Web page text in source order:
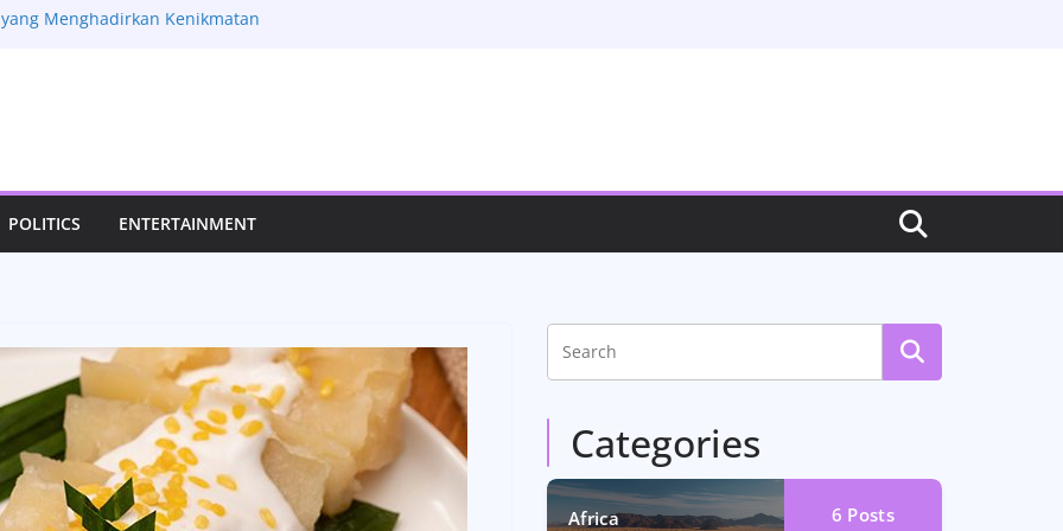
Menghadirkan Kenikmatan
Jadi Sorotan, Aktivitas
Pribadinya
Fitur Mobil Lama yang Masih
yang Mengubah Momen
Istimewa
POLITICS ENTERTAINMENT
Categories
Africa 6 Posts